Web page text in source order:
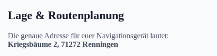
Lage & Routenplanung
Die genaue Adresse für euer Navigationsgerät lautet:
Kriegsbäume 2, 71272 Renningen